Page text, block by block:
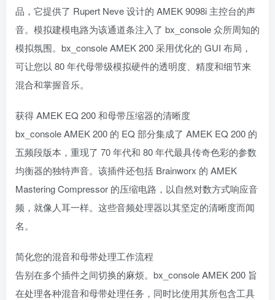
品，它提供了 Rupert Neve 设计的 AMEK 9098i 主控台的声
音。模拟建模电路为该通道条注入了 bx_console 众所周知的
模拟氛围。bx_console AMEK 200 采用优化的 GUI 布局，
可让您以 80 年代母带级模拟硬件的透明度、精度和细节来
混合和掌握音乐。
获得 AMEK EQ 200 和母带压缩器的清晰度
bx_console AMEK 200 的 EQ 部分集成了 AMEK EQ 200 的
五频段版本，重现了 70 年代和 80 年代最具传奇色彩的参数
均衡器的独特声音。该插件还包括 Brainworx 的 AMEK
Mastering Compressor 的压缩电路，以自然对数方式响应音
频，就像人耳一样。这些音频处理器以其坚定的清晰度而闻
名。
简化您的混音和母带处理工作流程
告别在多个插件之间切换的麻烦。bx_console AMEK 200 旨
在处理各种混音和母带处理任务，同时比使用其所包含工具